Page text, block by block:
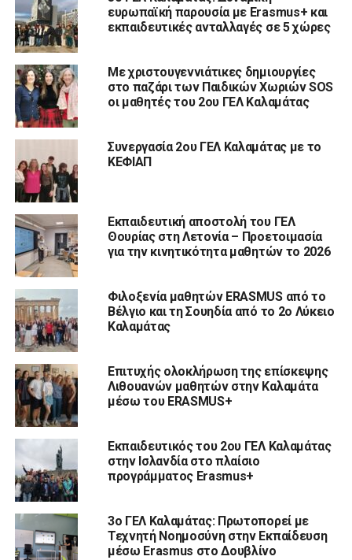
ευρωπαϊκή παρουσία με Erasmus+ και
εκπαιδευτικές ανταλλαγές σε 5 χώρες
Με χριστουγεννιάτικες δημιουργίες
στο παζάρι των Παιδικών Χωριών SOS
οι μαθητές του 2ου ΓΕΛ Καλαμάτας
Συνεργασία 2ου ΓΕΛ Καλαμάτας με το
ΚΕΦΙΑΠ
Εκπαιδευτική αποστολή του ΓΕΛ
Θουρίας στη Λετονία – Προετοιμασία
για την κινητικότητα μαθητών το 2026
Φιλοξενία μαθητών ERASMUS από το
Βέλγιο και τη Σουηδία από το 2ο Λύκειο
Καλαμάτας
Επιτυχής ολοκλήρωση της επίσκεψης
Λιθουανών μαθητών στην Καλαμάτα
μέσω του ERASMUS+
Εκπαιδευτικός του 2ου ΓΕΛ Καλαμάτας
στην Ισλανδία στο πλαίσιο
προγράμματος Erasmus+
3ο ΓΕΛ Καλαμάτας: Πρωτοπορεί με
Τεχνητή Νοημοσύνη στην Εκπαίδευση
μέσω Erasmus στο Δουβλίνο